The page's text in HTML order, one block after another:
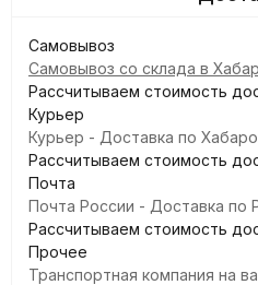
Самовывоз
Самовывоз со склада в
Рассчитываем стоимость
Курьер
Курьер - Доставка по
Рассчитываем стоимость
Почта
Почта России - Доставка по
Рассчитываем стоимость
Прочее
Транспортная компания на